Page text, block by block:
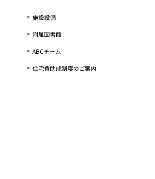
施設設備
附属図書館
ABCチーム
住宅費助成制度のご案内